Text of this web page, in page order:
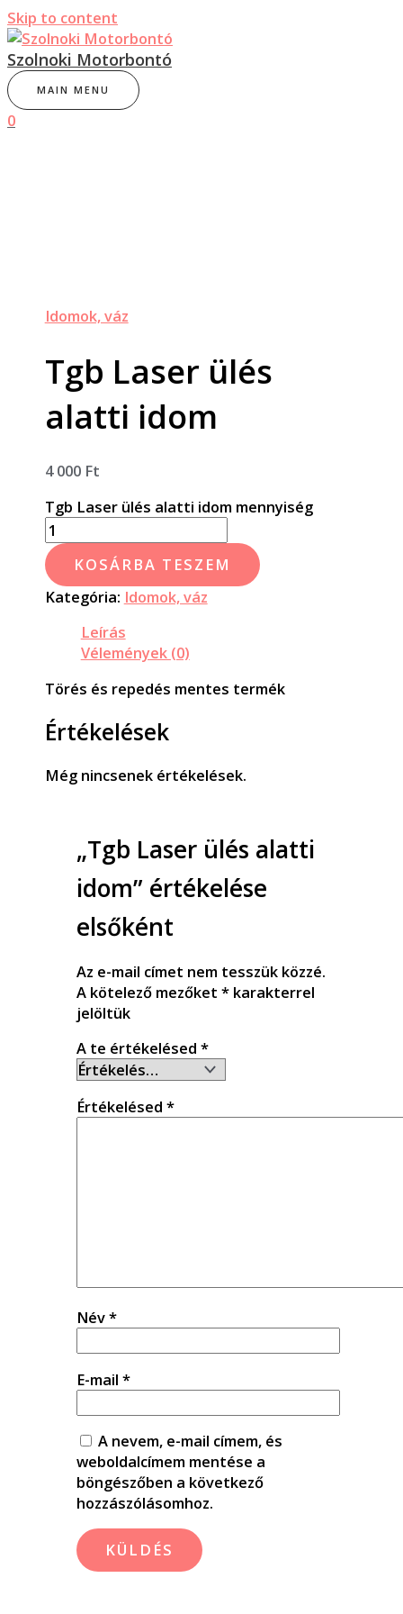
Skip to content
Szolnoki Motorbontó
MAIN MENU
0
Idomok, váz
Tgb Laser ülés
alatti idom
4 000 Ft
Tgb Laser ülés alatti idom mennyiség
KOSÁRBA TESZEM
Kategória: Idomok, váz
Leírás
Vélemények (0)
Törés és repedés mentes termék
Értékelések
Még nincsenek értékelések.
„Tgb Laser ülés alatti
idom” értékelése
elsőként
Az e-mail címet nem tesszük közzé.
A kötelező mezőket *karakterrel
jelöltük
A te értékelésed *
Értékelésed *
Név*
E-mail *
A nevem, e-mail címem, és
weboldalcímem mentése a
böngészőben a következő
hozzászólásomhoz.